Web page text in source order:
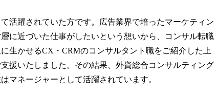
活躍されていた方です。広告業界で培ったマーケティン
に近づいた仕事がしたいという想いから、コンサル転職
生かせるCX・CRMのコンサルタント職をご紹介した上
援いたしました。その結果、外資総合コンサルティング
マネージャーとして活躍されています。